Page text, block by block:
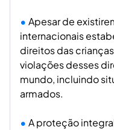
Apesar de
internacionais
direitos das
violações desses
mundo, incluindo
armados.
A proteção